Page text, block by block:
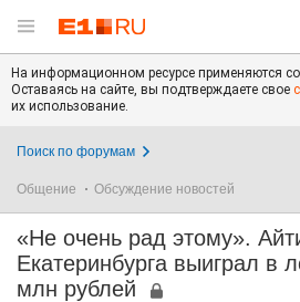
На информационном ресурсе применяются
Оставаясь на сайте, вы подтверждаете свое
их использование.
Поиск по форумам
Общение Обсуждение новостей
«Не очень рад этому».
Екатеринбурга выиграл в
млн рублей